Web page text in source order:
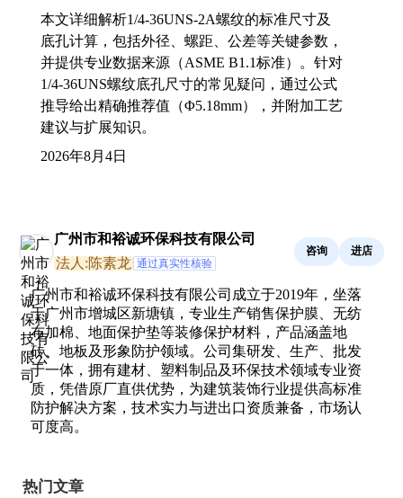
本文详细解析1/4-36UNS-2A螺纹的标准尺寸及
底孔计算，包括外径、螺距、公差等关键参数，
并提供专业数据来源（ASME B1.1标准）。针对
1/4-36UNS螺纹底孔尺寸的常见疑问，通过公式
推导给出精确推荐值（Φ5.18mm），并附加工艺
建议与扩展知识。
2026年8月4日
广州市和裕诚环保科技有限公司
法人:陈素龙 通过真实性核验
咨询 进店
广州市和裕诚环保科技有限公司成立于2019年，坐落
于广州市增城区新塘镇，专业生产销售保护膜、无纺
布加棉、地面保护垫等装修保护材料，产品涵盖地
砖、地板及形象防护领域。公司集研发、生产、批发
于一体，拥有建材、塑料制品及环保技术领域专业资
质，凭借原厂直供优势，为建筑装饰行业提供高标准
防护解决方案，技术实力与进出口资质兼备，市场认
可度高。
热门文章